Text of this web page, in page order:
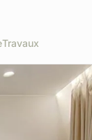
Travaux